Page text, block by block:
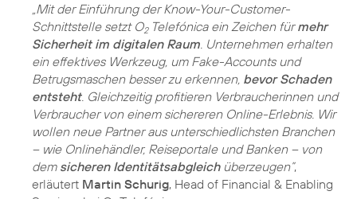
„Mit der Einführung der Know-Your-Customer-
Schnittstelle setzt O2Telefónica ein Zeichen fürmehr
Sicherheit im digitalen Raum. Unternehmen erhalten
ein effektives Werkzeug, um Fake-Accounts und
Betrugsmaschen besser zu erkennen, bevor Schaden
entsteht. Gleichzeitig profitieren Verbraucherinnen und
Verbraucher von einem sichereren Online-Erlebnis. Wir
wollen neue Partner aus unterschiedlichsten Branchen
– wie Onlinehändler, Reiseportale und Banken – von
dem sicheren Identitätsabgleichüberzeugen”,
erläutert Martin Schurig, Head of Financial & Enabling